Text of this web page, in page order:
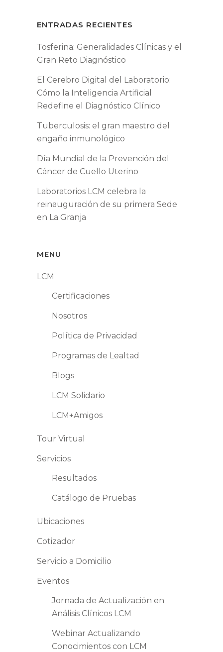
ENTRADAS RECIENTES
Tosferina: Generalidades Clínicas y el
Gran Reto Diagnóstico
El Cerebro Digital del Laboratorio:
Cómo la Inteligencia Artificial
Redefine el Diagnóstico Clínico
Tuberculosis: el gran maestro del
engaño inmunológico
Día Mundial de la Prevención del
Cáncer de Cuello Uterino
Laboratorios LCM celebra la
reinauguración de su primera Sede
en La Granja
MENU
LCM
Certificaciones
Nosotros
Política de Privacidad
Programas de Lealtad
Blogs
LCM Solidario
LCM+Amigos
Tour Virtual
Servicios
Resultados
Catálogo de Pruebas
Ubicaciones
Cotizador
Servicio a Domicilio
Eventos
Jornada de Actualización en
Análisis Clínicos LCM
Webinar Actualizando
Conocimientos con LCM